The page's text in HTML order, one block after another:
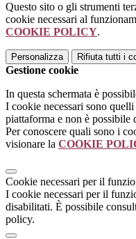
Questo sito o gli strumenti
cookie necessari al
COOKIE POLICY.
Personalizza Rifiuta tutti i
Gestione cookie
In questa schermata è
I cookie necessari sono
piattaforma e non è possibile
Per conoscere quali sono i
visionare la COOKIE
Cookie necessari per il
I cookie necessari per il
disabilitati. È possibile
policy.